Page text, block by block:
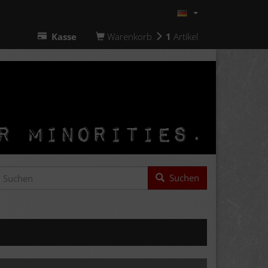
Kasse Warenkorb 1 Artikel
Suchen